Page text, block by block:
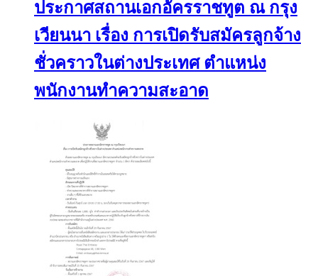
ประกาศสถานเอกอัครราชทูต ณ กรุง
เวียนนา เรื่อง การเปิดรับสมัครลูกจ้าง
ชั่วคราวในต่างประเทศ ตำแหน่ง
พนักงานทำความสะอาด